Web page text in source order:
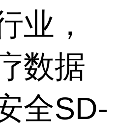
业，
数据
全SD-